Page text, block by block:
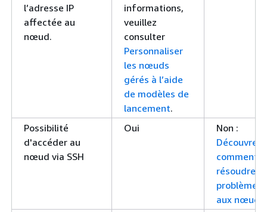
l’adresse IP
affectée au
nœud.
informations,
veuillez
consulter
Personnaliser
les nœuds
gérés à l’aide
de modèles de
lancement.
Possibilité
d'accéder au
nœud via SSH
Oui
Non :
Découvrez
comment
résoudre
problèmes
aux nœuds